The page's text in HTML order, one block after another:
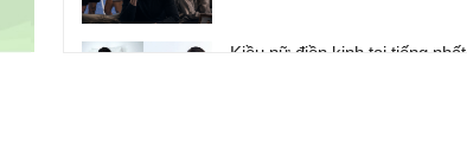
Kiều nữ điền kinh tai tiếng nhất